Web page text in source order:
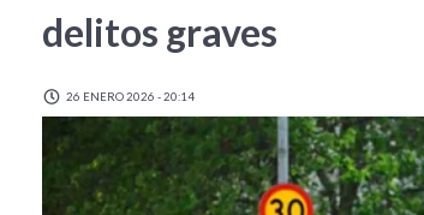
delitos graves
26 ENERO 2026 - 20:14